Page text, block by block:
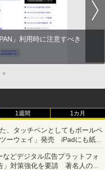
」利用時に注意すべき
●
1週間 1カ月
、タッチペンとしてもボールペ
ーウェイ」発売 iPadにも紙に
どデジタル広告プラットフォ
」対策強化を要請 著名人の写